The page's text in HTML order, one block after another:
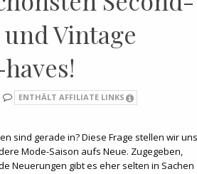
Vintage
ENTHÄLT AFFILIATE LINKS
sind gerade in? Diese Frage stellen wir uns
Mode-Saison aufs Neue. Zugegeben,
Neuerungen gibt es eher selten in Sachen